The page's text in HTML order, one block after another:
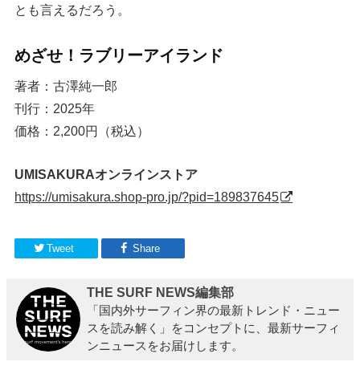
とも言えるだろう。
めざせ！ラブリーアイランド
著者：古澤純一郎
刊行：2025年
価格：2,200円（税込）
UMISAKURAオンラインストア
https://umisakura.shop-pro.jp/?pid=189837645
Tweet Share
THE SURF NEWS編集部
「国内外サーフィン界の最新トレンド・ニュー
スを読み解く」をコンセプトに、最新サーフィ
ンニュースをお届けします。